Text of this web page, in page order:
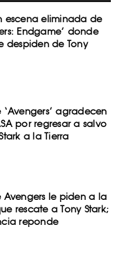
escena eliminada de
Endgame’ donde
despiden de Tony
‘Avengers’ agradecen
por regresar a salvo
a la Tierra
Avengers le piden a la
rescate a Tony Stark;
reponde